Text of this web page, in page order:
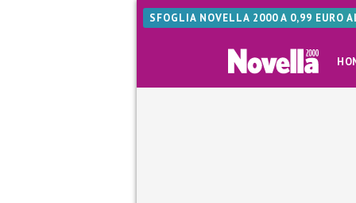
SFOGLIA NOVELLA 2000 A 0,99 EURO